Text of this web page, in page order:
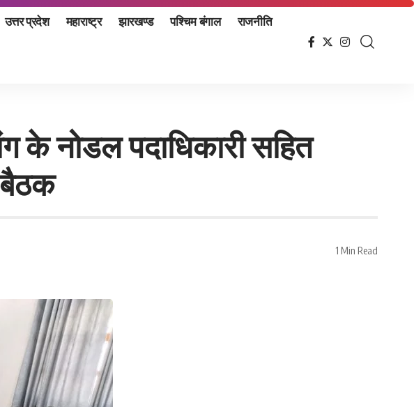
उत्तर प्रदेश महाराष्ट्र झारखण्ड पश्चिम बंगाल राजनीति
के नोडल पदाधिकारी सहित
बैठक
1 Min Read